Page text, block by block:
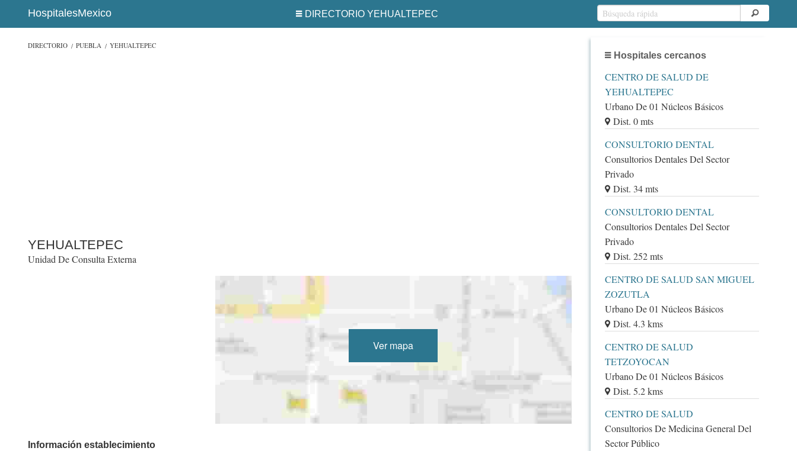
HospitalesMexico DIRECTORIO YEHUALTEPEC
DIRECTORIO PUEBLA YEHUALTEPEC
YEHUALTEPEC
Unidad De Consulta Externa
Ver mapa
Información establecimiento
Hospitales cercanos
CENTRO DE SALUD DE
YEHUALTEPEC
Urbano De 01 Núcleos Básicos
Dist. 0 mts
CONSULTORIO DENTAL
Consultorios Dentales Del Sector
Privado
Dist. 34 mts
CONSULTORIO DENTAL
Consultorios Dentales Del Sector
Privado
Dist. 252 mts
CENTRO DE SALUD SAN MIGUEL
ZOZUTLA
Urbano De 01 Núcleos Básicos
Dist. 4.3 kms
CENTRO DE SALUD
TETZOYOCAN
Urbano De 01 Núcleos Básicos
Dist. 5.2 kms
CENTRO DE SALUD
Consultorios De Medicina General Del
Sector Público